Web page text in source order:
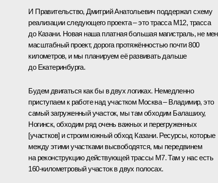
И Правительство, Дмитрий Анатольевич поддержал схему
реализации следующего проекта – это трасса М12, трасса
до Казани. Новая наша платная большая магистраль, не
масштабный проект, дорога протяжённостью почти 800
километров, и мы планируем её развивать дальше
до Екатеринбурга.
Будем двигаться как бы в двух логиках. Немедленно
приступаем к работе над участком Москва – Владимир, это
самый загруженный участок, мы там обходим Балашиху,
Ногинск, обходим ряд очень важных и перегруженных
[участков] и строим южный обход Казани. Ресурсы, которые
между этими участками высвободятся, мы передвинем
на реконструкцию действующей трассы М7. Там у нас есть
160-километровый участок в двух полосах.